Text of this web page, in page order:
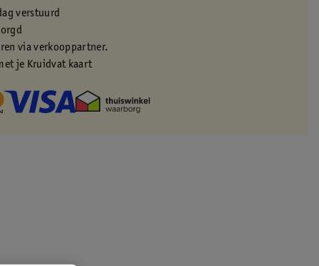
verstuurd
via verkooppartner.
je Kruidvat kaart